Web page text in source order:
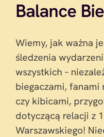
Balance
Wiemy, jak ważna
śledzenia
wszystkich –
biegaczami,
czy kibicami,
dotyczącą relacji z
Warszawskiego!